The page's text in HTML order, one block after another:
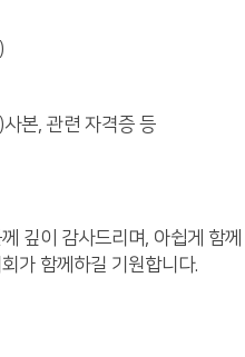
본, 관련 자격증 등
깊이 감사드리며, 아쉽게 함께
가 함께하길 기원합니다.